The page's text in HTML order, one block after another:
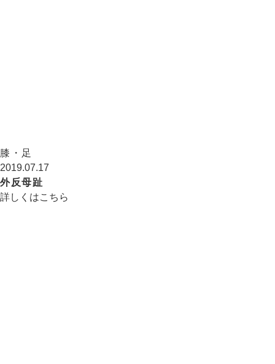
膝・足
2019.07.17
外反母趾
詳しくはこちら